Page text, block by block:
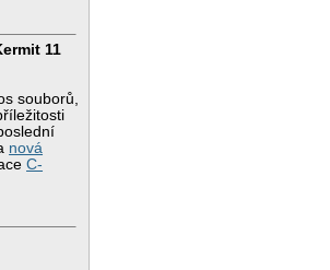
11
souborů,
nová
C-